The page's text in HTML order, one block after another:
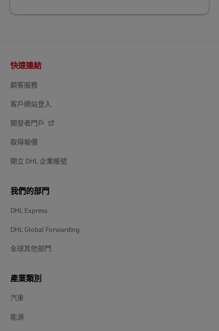
頁
尾
快速連結
顧客服務
客戶網站登入
開發者門戶
取得報價
開立 DHL 企業帳號
我們的部門
DHL Express
DHL Global Forwarding
全球其他部門
產業類別
汽車
能源